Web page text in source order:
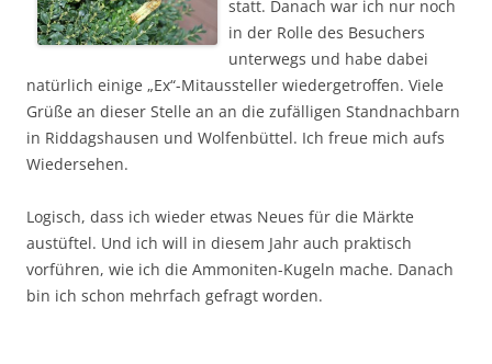
statt. Danach war ich nur noch
in der Rolle des Besuchers
unterwegs und habe dabei
natürlich einige „Ex“-Mitaussteller wiedergetroffen. Viele
Grüße an dieser Stelle an an die zufälligen Standnachbarn
in Riddagshausen und Wolfenbüttel. Ich freue mich aufs
Wiedersehen.
Logisch, dass ich wieder etwas Neues für die Märkte
austüftel. Und ich will in diesem Jahr auch praktisch
vorführen, wie ich die Ammoniten-Kugeln mache. Danach
bin ich schon mehrfach gefragt worden.